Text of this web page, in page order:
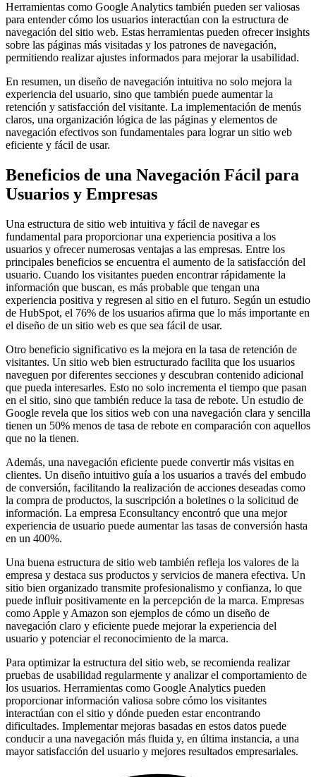
Herramientas como Google Analytics también pueden ser valiosas
para entender cómo los usuarios interactúan con la estructura de
navegación del sitio web. Estas herramientas pueden ofrecer insights
sobre las páginas más visitadas y los patrones de navegación,
permitiendo realizar ajustes informados para mejorar la usabilidad.
En resumen, un diseño de navegación intuitiva no solo mejora la
experiencia del usuario, sino que también puede aumentar la
retención y satisfacción del visitante. La implementación de menús
claros, una organización lógica de las páginas y elementos de
navegación efectivos son fundamentales para lograr un sitio web
eficiente y fácil de usar.
Beneficios de una Navegación Fácil para
Usuarios y Empresas
Una estructura de sitio web intuitiva y fácil de navegar es
fundamental para proporcionar una experiencia positiva a los
usuarios y ofrecer numerosas ventajas a las empresas. Entre los
principales beneficios se encuentra el aumento de la satisfacción del
usuario. Cuando los visitantes pueden encontrar rápidamente la
información que buscan, es más probable que tengan una
experiencia positiva y regresen al sitio en el futuro. Según un estudio
de HubSpot, el 76% de los usuarios afirma que lo más importante en
el diseño de un sitio web es que sea fácil de usar.
Otro beneficio significativo es la mejora en la tasa de retención de
visitantes. Un sitio web bien estructurado facilita que los usuarios
naveguen por diferentes secciones y descubran contenido adicional
que pueda interesarles. Esto no solo incrementa el tiempo que pasan
en el sitio, sino que también reduce la tasa de rebote. Un estudio de
Google revela que los sitios web con una navegación clara y sencilla
tienen un 50% menos de tasa de rebote en comparación con aquellos
que no la tienen.
Además, una navegación eficiente puede convertir más visitas en
clientes. Un diseño intuitivo guía a los usuarios a través del embudo
de conversión, facilitando la realización de acciones deseadas como
la compra de productos, la suscripción a boletines o la solicitud de
información. La empresa Econsultancy encontró que una mejor
experiencia de usuario puede aumentar las tasas de conversión hasta
en un 400%.
Una buena estructura de sitio web también refleja los valores de la
empresa y destaca sus productos y servicios de manera efectiva. Un
sitio bien organizado transmite profesionalismo y confianza, lo que
puede influir positivamente en la percepción de la marca. Empresas
como Apple y Amazon son ejemplos de cómo un diseño de
navegación claro y eficiente puede mejorar la experiencia del
usuario y potenciar el reconocimiento de la marca.
Para optimizar la estructura del sitio web, se recomienda realizar
pruebas de usabilidad regularmente y analizar el comportamiento de
los usuarios. Herramientas como Google Analytics pueden
proporcionar información valiosa sobre cómo los visitantes
interactúan con el sitio y dónde pueden estar encontrando
dificultades. Implementar mejoras basadas en estos datos puede
conducir a una navegación más fluida y, en última instancia, a una
mayor satisfacción del usuario y mejores resultados empresariales.